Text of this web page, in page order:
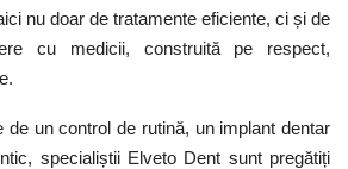
nu doar de tratamente eficiente, ci și de
cu medicii, construită pe respect,
de un control de rutină, un implant dentar
specialiștii Elveto Dent sunt pregătiți